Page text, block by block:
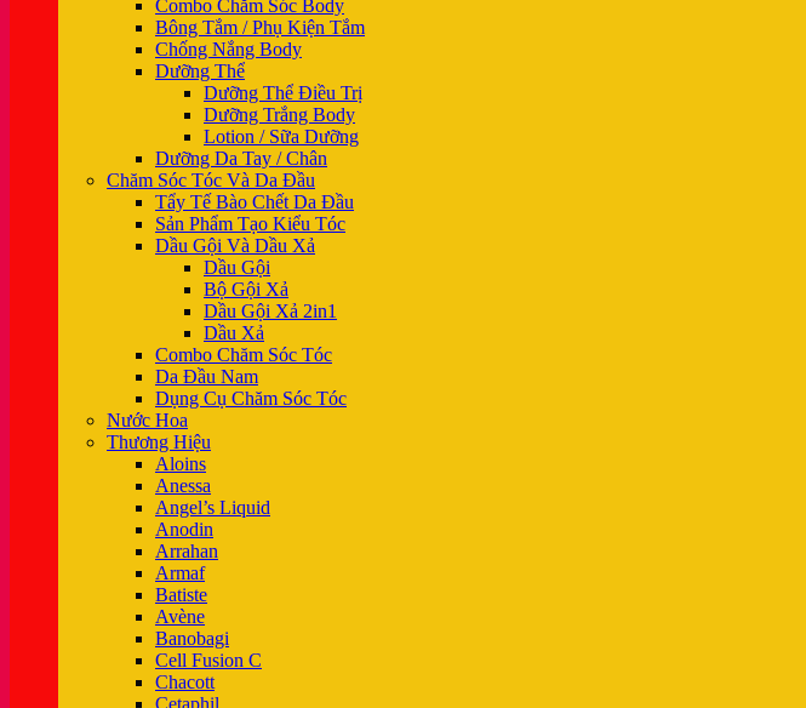
Combo Chăm Sóc Body
Bông Tắm / Phụ Kiện Tắm
Chống Nắng Body
Dưỡng Thể
Dưỡng Thể Điều Trị
Dưỡng Trắng Body
Lotion / Sữa Dưỡng
Dưỡng Da Tay / Chân
Chăm Sóc Tóc Và Da Đầu
Tẩy Tế Bào Chết Da Đầu
Sản Phẩm Tạo Kiểu Tóc
Dầu Gội Và Dầu Xả
Dầu Gội
Bộ Gội Xả
Dầu Gội Xả 2in1
Dầu Xả
Combo Chăm Sóc Tóc
Da Đầu Nam
Dụng Cụ Chăm Sóc Tóc
Nước Hoa
Thương Hiệu
Aloins
Anessa
Angel’s Liquid
Anodin
Arrahan
Armaf
Batiste
Avène
Banobagi
Cell Fusion C
Chacott
Cetaphil